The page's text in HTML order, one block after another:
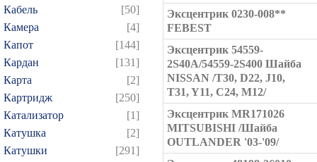
Кабель
[50]
Камера
[4]
Капот
[144]
Кардан
[131]
Карта
[2]
Картридж
[250]
Катализатор
[1]
Катушка
[2]
Катушки
[291]
Эксцентрик 0230-008**
FEBEST
Эксцентрик 54559-
2S40A/54559-2S400 Шайба
NISSAN /T30, D22, J10,
T31, Y11, C24, M12/
Эксцентрик MR171026
MITSUBISHI /Шайба
OUTLANDER '03-'09/